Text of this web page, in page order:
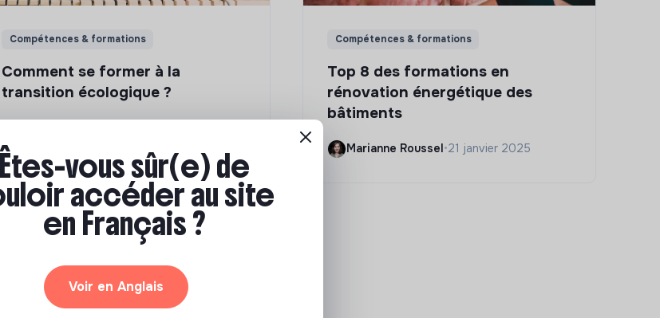
Compétences & formations
Comment se former à la
transition écologique ?
Compétences & formations
Top 8 des formations en
rénovation énergétique des
bâtiments
Marianne Roussel•21 janvier 2025
Êtes-vous sûr(e) de
accéder au site
en Français ?
Voir en Anglais